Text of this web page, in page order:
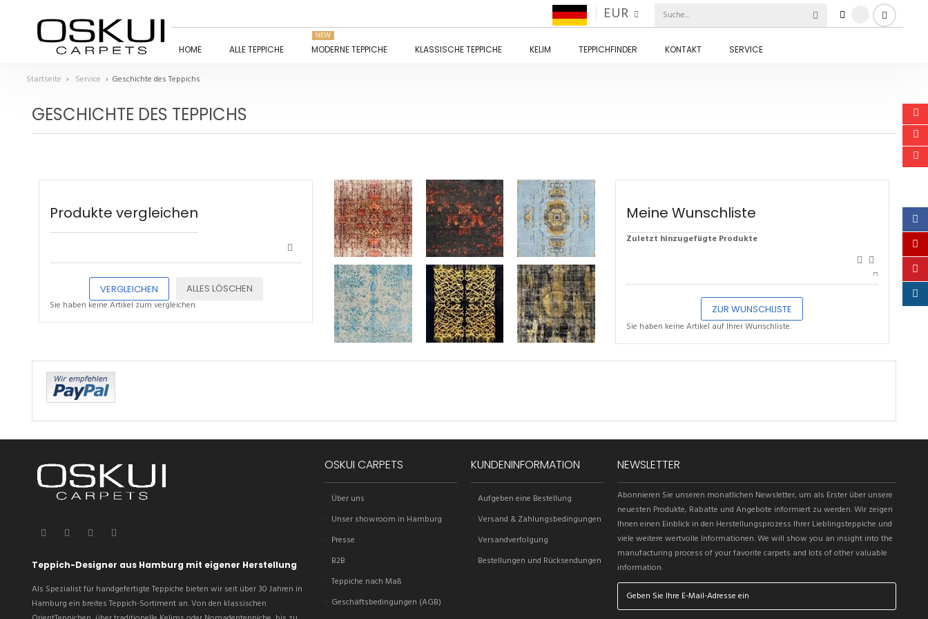
EUR
HOME ALLE TEPPICHE MODERNE TEPPICHE
NEW
KLASSISCHE TEPPICHE KELIM TEPPICHFINDER KONTAKT SERVICE
Startseite › Service › Geschichte des Teppichs
GESCHICHTE DES TEPPICHS
Produkte vergleichen
VERGLEICHEN ALLES LÖSCHEN
Sie haben keine Artikel zum vergleichen.
Meine Wunschliste
Zuletzt hinzugefügte Produkte
ZUR WUNSCHLISTE
Sie haben keine Artikel auf Ihrer Wunschliste.
Teppich-Designer aus Hamburg mit eigener Herstellung
Als Spezialist für handgefertigte Teppiche bieten wir seit über 30 Jahren in
Hamburg ein breites Teppich-Sortiment an. Von den klassischen
OSKUI CARPETS
Über uns
Unser showroom in Hamburg
Presse
B2B
Teppiche nach Maß
Geschäftsbedingungen (AGB)
KUNDENINFORMATION
Aufgeben eine Bestellung
Versand & Zahlungsbedingungen
Versandverfolgung
Bestellungen und Rücksendungen
NEWSLETTER
Abonnieren Sie unseren monatlichen Newsletter, um als Erster über unsere
neuesten Produkte, Rabatte und Angebote informiert zu werden. Wir zeigen
Ihnen einen Einblick in den Herstellungsprozess Ihrer Lieblingsteppiche und
viele weitere wertvolle Informationen.We will show you an insight into the
manufacturing process of your favorite carpets and lots of other valuable
information.